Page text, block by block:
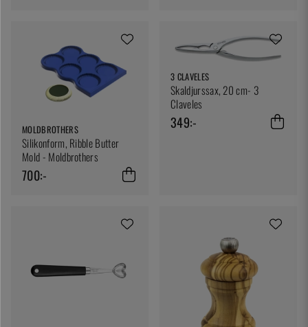
MOLDBROTHERS
Silikonform, Ribble Butter
Mold - Moldbrothers
700:-
3 CLAVELES
Skaldjurssax, 20 cm- 3
Claveles
349:-